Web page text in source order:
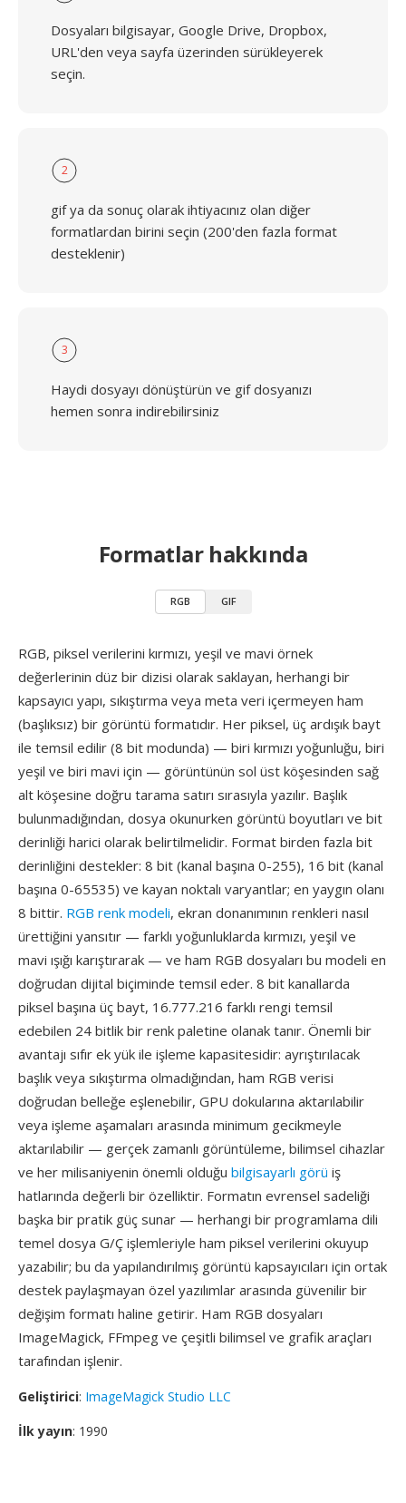
Dosyaları bilgisayar, Google Drive, Dropbox,
URL'den veya sayfa üzerinden sürükleyerek
seçin.
2
gif ya da sonuç olarak ihtiyacınız olan diğer
formatlardan birini seçin (200'den fazla format
desteklenir)
3
Haydi dosyayı dönüştürün ve gif dosyanızı
hemen sonra indirebilirsiniz
Formatlar hakkında
RGB GIF
RGB, piksel verilerini kırmızı, yeşil ve mavi örnek
değerlerinin düz bir dizisi olarak saklayan, herhangi bir
kapsayıcı yapı, sıkıştırma veya meta veri içermeyen ham
(başlıksız) bir görüntü formatıdır. Her piksel, üç ardışık bayt
ile temsil edilir (8 bit modunda) — biri kırmızı yoğunluğu, biri
yeşil ve biri mavi için — görüntünün sol üst köşesinden sağ
alt köşesine doğru tarama satırı sırasıyla yazılır. Başlık
bulunmadığından, dosya okunurken görüntü boyutları ve bit
derinliği harici olarak belirtilmelidir. Format birden fazla bit
derinliğini destekler: 8 bit (kanal başına 0-255), 16 bit (kanal
başına 0-65535) ve kayan noktalı varyantlar; en yaygın olanı
8 bittir. RGB renk modeli, ekran donanımının renkleri nasıl
ürettiğini yansıtır — farklı yoğunluklarda kırmızı, yeşil ve
mavi ışığı karıştırarak — ve ham RGB dosyaları bu modeli en
doğrudan dijital biçiminde temsil eder. 8 bit kanallarda
piksel başına üç bayt, 16.777.216 farklı rengi temsil
edebilen 24 bitlik bir renk paletine olanak tanır. Önemli bir
avantajı sıfır ek yük ile işleme kapasitesidir: ayrıştırılacak
başlık veya sıkıştırma olmadığından, ham RGB verisi
doğrudan belleğe eşlenebilir, GPU dokularına aktarılabilir
veya işleme aşamaları arasında minimum gecikmeyle
aktarılabilir — gerçek zamanlı görüntüleme, bilimsel cihazlar
ve her milisaniyenin önemli olduğu bilgisayarlı görü iş
hatlarında değerli bir özelliktir. Formatın evrensel sadeliği
başka bir pratik güç sunar — herhangi bir programlama dili
temel dosya G/Ç işlemleriyle ham piksel verilerini okuyup
yazabilir; bu da yapılandırılmış görüntü kapsayıcıları için ortak
destek paylaşmayan özel yazılımlar arasında güvenilir bir
değişim formatı haline getirir. Ham RGB dosyaları
ImageMagick, FFmpeg ve çeşitli bilimsel ve grafik araçları
tarafından işlenir.
Geliştirici: ImageMagick Studio LLC
İlk yayın: 1990